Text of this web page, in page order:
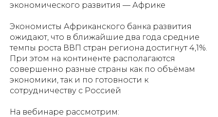
экономического развития — Африке
Экономисты Африканского банка развития
ожидают, что в ближайшие два года средние
темпы роста ВВП стран региона достигнут 4,1%.
При этом на континенте располагаются
совершенно разные страны как по объёмам
экономики, так и по готовности к
сотрудничеству с Россией
На вебинаре рассмотрим: